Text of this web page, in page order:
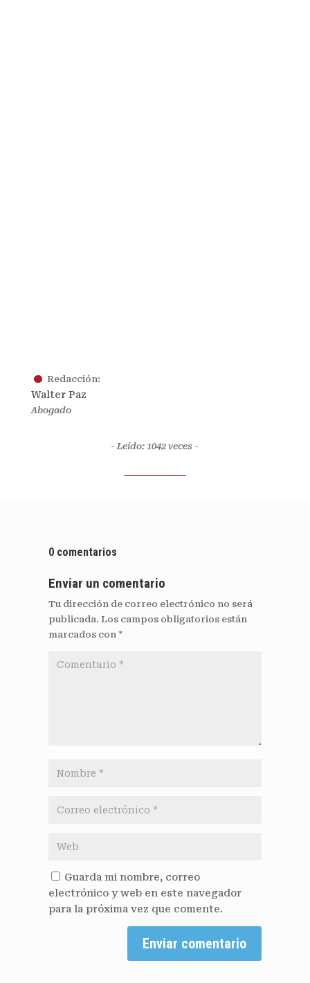
. Redacción:
Walter Paz
Abogado
- Leído: 1042 veces -
0 comentarios
Enviar un comentario
Tu dirección de correo electrónico no será
publicada. Los campos obligatorios están
marcados con *
Guarda mi nombre, correo
electrónico y web en este navegador
para la próxima vez que comente.
Enviar comentario